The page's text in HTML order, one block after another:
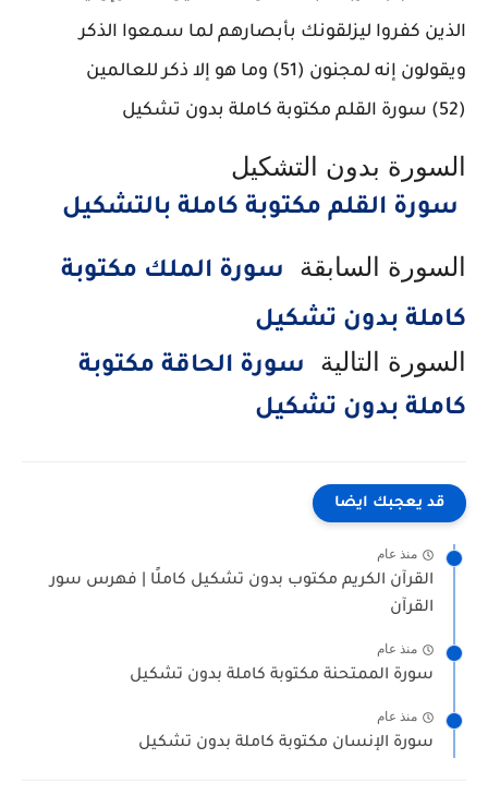
الذين كفروا ليزلقونك بأبصارهم لما سمعوا الذكر
ويقولون إنه لمجنون (51) وما هو إلا ذكر للعالمين
(52) سورة القلم مكتوبة كاملة بدون تشكيل
السورة بدون التشكيل
سورة القلم مكتوبة كاملة بالتشكيل
السورة السابقة
سورة الملك مكتوبة
كاملة بدون تشكيل
السورة التالية
سورة الحاقة مكتوبة
كاملة بدون تشكيل
قد يعجبك ايضا
منذ عام
القرآن الكريم مكتوب بدون تشكيل كاملًا | فهرس سور
القرآن
منذ عام
سورة الممتحنة مكتوبة كاملة بدون تشكيل
منذ عام
سورة الإنسان مكتوبة كاملة بدون تشكيل